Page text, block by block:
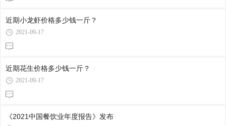
近期小龙虾价格多少钱一斤？
2021-09-17
近期花生价格多少钱一斤？
2021-09-17
《2021中国餐饮业年度报告》发布